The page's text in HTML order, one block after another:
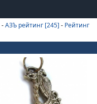
-АЗЪ рейтинг [245] - Рейтинг